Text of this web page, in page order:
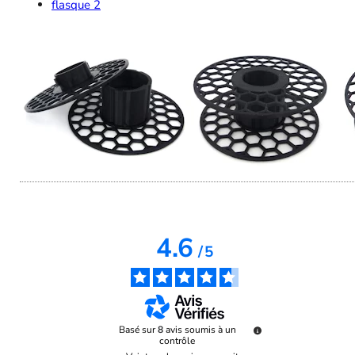
flasque 2
4.6/5
Basé sur8avis soumis à un
contrôle